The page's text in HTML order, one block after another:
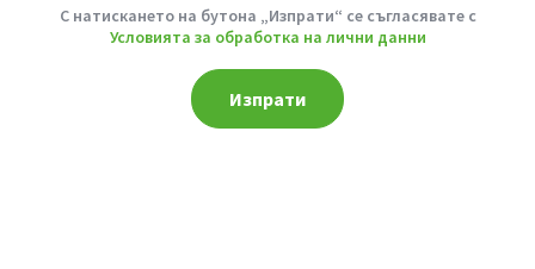
GDPRС натискането на бутона „Изпрати“ се съгласявате с
Условията за обработка на лични данни
Изпрати